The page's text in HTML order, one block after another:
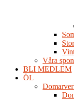
Våra
BLI MEDLEM
ÖL